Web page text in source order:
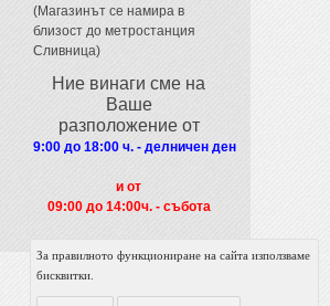
(Магазинът се намира в
близост до метростанция
Сливница)
Ние винаги сме на
Ваше
разположение от
9:00 до 18:00 ч. - делничен ден
и от
09:00 до 14:00ч. - събота
За правилното функциониране на сайта използваме
бисквитки.